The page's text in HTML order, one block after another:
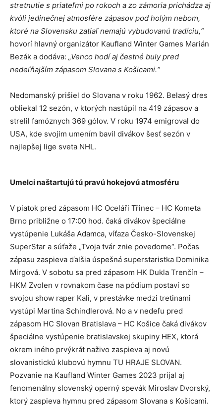
stretnutie s priateľmi po rokoch a zo zámoria prichádza aj
kvôli jedinečnej atmosfére zápasov pod holým nebom,
ktoré na Slovensku zatiaľ nemajú vybudovanú tradíciu,“
hovorí hlavný organizátor Kaufland Winter Games Marián
Bezák a dodáva: „Venco hodí aj čestné buly pred
nedeľňajším zápasom Slovana s Košicami.“
Nedomanský prišiel do Slovana v roku 1962. Belasý dres
obliekal 12 sezón, v ktorých nastúpil na 419 zápasov a
strelil famóznych 369 gólov. V roku 1974 emigroval do
USA, kde svojim umením bavil divákov šesť sezón v
najlepšej lige sveta NHL.
Umelci naštartujú tú pravú hokejovú atmosféru
V piatok pred zápasom HC Oceláři Třinec – HC Kometa
Brno približne o 17:00 hod. čaká divákov špeciálne
vystúpenie Lukáša Adamca, víťaza Česko-Slovenskej
SuperStar a súťaže „Tvoja tvár znie povedome“. Počas
zápasu zaspieva ďalšia úspešná superstaristka Dominika
Mirgová. V sobotu sa pred zápasom HK Dukla Trenčín –
HKM Zvolen v rovnakom čase na pódium postaví so
svojou show raper Kali, v prestávke medzi tretinami
vystúpi Martina Schindlerová. No a v nedeľu pred
zápasom HC Slovan Bratislava – HC Košice čaká divákov
špeciálne vystúpenie bratislavskej skupiny HEX, ktorá
okrem iného prvýkrát naživo zaspieva aj novú
slovanistickú klubovú hymnu TU HRAJE SLOVAN.
Pozvanie na Kaufland Winter Games 2023 prijal aj
fenomenálny slovenský operný spevák Miroslav Dvorský,
ktorý zaspieva hymnu pred zápasom Slovana s Košicami.